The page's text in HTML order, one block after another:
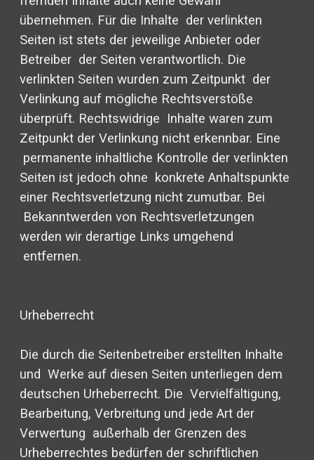
übernehmen. Für die Inhalte der verlinkten
Seiten ist stets der jeweilige Anbieter oder
Betreiber der Seiten verantwortlich. Die
verlinkten Seiten wurden zum Zeitpunkt der
Verlinkung auf mögliche Rechtsverstöße
überprüft. Rechtswidrige Inhalte waren zum
Zeitpunkt der Verlinkung nicht erkennbar. Eine
permanente inhaltliche Kontrolle der verlinkten
Seiten ist jedoch ohne konkrete Anhaltspunkte
einer Rechtsverletzung nicht zumutbar. Bei
Bekanntwerden von Rechtsverletzungen
werden wir derartige Links umgehend
entfernen.
Urheberrecht
Die durch die Seitenbetreiber erstellten Inhalte
und Werke auf diesen Seiten unterliegen dem
deutschen Urheberrecht. Die Vervielfältigung,
Bearbeitung, Verbreitung und jede Art der
Verwertung außerhalb der Grenzen des
Urheberrechtes bedürfen der schriftlichen